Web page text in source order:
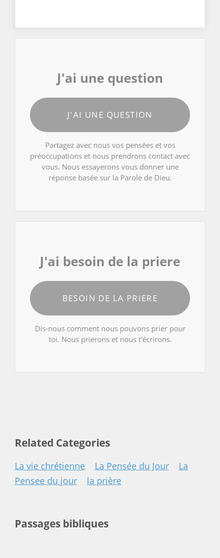
J'ai une question
J'AI UNE QUESTION
Partagez avec nous vos pensées et vos
préoccupations et nous prendrons contact avec
vous. Nous essayerons vous donner une
réponse basée sur la Parole de Dieu.
J'ai besoin de la priere
BESOIN DE LA PRIERE
Dis-nous comment nous pouvons prier pour
toi. Nous prierons et nous t'écrirons.
Related Categories
La vie chrétienne La Pensée du Jour
La
Pensee du jour
la prière
Passages bibliques